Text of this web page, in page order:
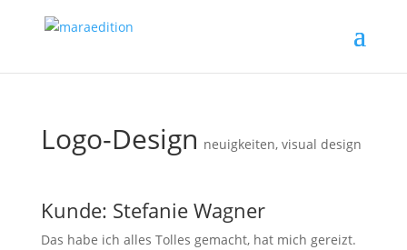
Logo-Design neuigkeiten, visual design
Kunde: Stefanie Wagner
Das habe ich alles Tolles gemacht, hat mich gereizt.